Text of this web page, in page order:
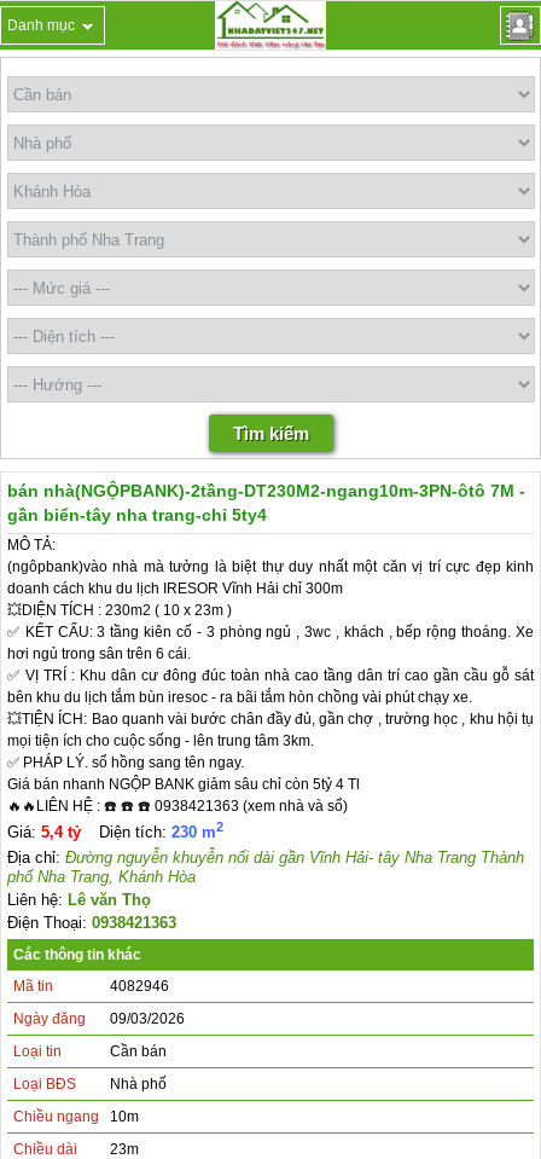
Danh mục
bán nhà(NGỘPBANK)-2tầng-DT230M2-ngang10m-3PN-ôtô 7M -
gần biển-tây nha trang-chỉ 5ty4
MÔ TẢ:
(ngôpbank)vào nhà mà tưởng là biệt thự duy nhất một căn vị trí cực đẹp kinh
doanh cách khu du lịch IRESOR Vĩnh Hải chỉ 300m
💥DIỆN TÍCH : 230m2 ( 10 x 23m )
✅ KẾT CẤU: 3 tầng kiên cố - 3 phòng ngủ , 3wc , khách , bếp rộng thoáng. Xe
hơi ngủ trong sân trên 6 cái.
✅ VỊ TRÍ : Khu dân cư đông đúc toàn nhà cao tầng dân trí cao gần cầu gỗ sát
bên khu du lịch tắm bùn iresoc - ra bãi tắm hòn chồng vài phút chạy xe.
💥TIỆN ÍCH: Bao quanh vài bước chân đầy đủ, gần chợ , trường học , khu hội tụ
mọi tiện ích cho cuộc sống - lên trung tâm 3km.
✅ PHÁP LÝ. sổ hồng sang tên ngay.
Giá bán nhanh NGỘP BANK giảm sâu chỉ còn 5tỷ 4 Tl
🔥🔥LIÊN HỆ : ☎️ ☎️ ☎️ 0938421363 (xem nhà và sổ)
Giá: 5,4 tỷ Diện tích: 230 m2
Địa chỉ: Đường nguyễn khuyễn nối dài gần Vĩnh Hải- tây Nha Trang Thành
phố Nha Trang, Khánh Hòa
Liên hệ: Lê văn Thọ
Điện Thoại: 0938421363
Các thông tin khác
Mã tin
4082946
Ngày đăng
09/03/2026
Loại tin
Cần bán
Loại BĐS
Nhà phố
Chiều ngang
10m
Chiều dài
23m